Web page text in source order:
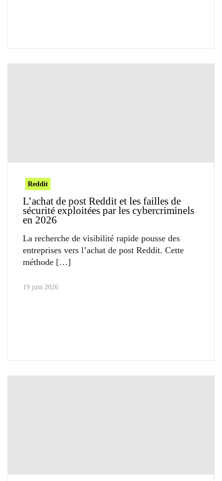
Reddit
L’achat de post Reddit et les failles de
sécurité exploitées par les cybercriminels
en 2026
La recherche de visibilité rapide pousse des
entreprises vers l’achat de post Reddit. Cette
méthode
19 juin 2026